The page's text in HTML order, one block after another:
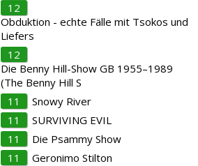
12
Obduktion - echte Fälle mit Tsokos und
Liefers
12
Die Benny Hill-Show GB 1955–1989
(The Benny Hill S
11
Snowy River
11
SURVIVING EVIL
11
Die Psammy Show
11
Geronimo Stilton